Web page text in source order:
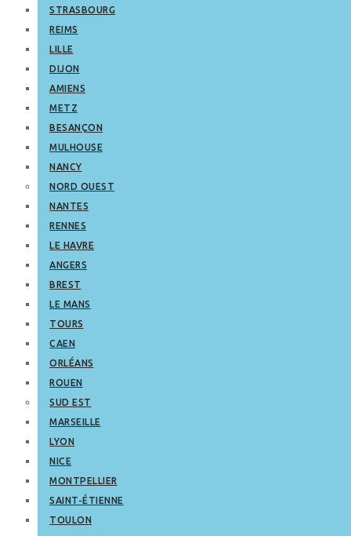
STRASBOURG
REIMS
LILLE
DIJON
AMIENS
METZ
BESANÇON
MULHOUSE
NANCY
NORD OUEST
NANTES
RENNES
LE HAVRE
ANGERS
BREST
LE MANS
TOURS
CAEN
ORLÉANS
ROUEN
SUD EST
MARSEILLE
LYON
NICE
MONTPELLIER
SAINT-ÉTIENNE
TOULON